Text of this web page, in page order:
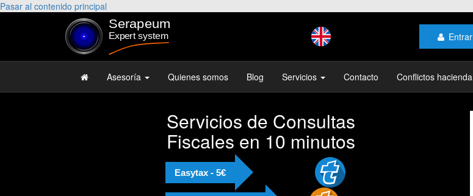
Pasar al contenido principal
Entrar
Asesoría Quienes somos Blog Servicios Contacto Conflictos hacienda
Servicios de Consultas
Fiscales en 10 minutos
Easytax - 5€